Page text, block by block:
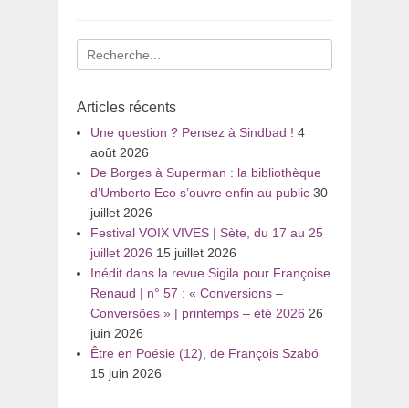
Recherche
pour
Articles récents
Une question ? Pensez à Sindbad ! 4
août 2026
De Borges à Superman : la bibliothèque
d’Umberto Eco s’ouvre enfin au public 30
juillet 2026
Festival VOIX VIVES | Sète, du 17 au 25
juillet 2026 15 juillet 2026
Inédit dans la revue Sigila pour Françoise
Renaud | n° 57 : « Conversions –
Conversões » | printemps – été 2026 26
juin 2026
Être en Poésie (12), de François Szabó
15 juin 2026